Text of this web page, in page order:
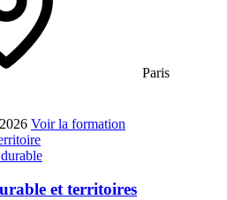
Paris
Voir la formation
et territoires